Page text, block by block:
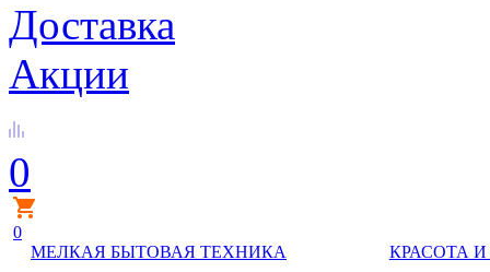
Доставка
Акции
0
0
МЕЛКАЯ БЫТОВАЯ ТЕХНИКА
КРАСОТА И